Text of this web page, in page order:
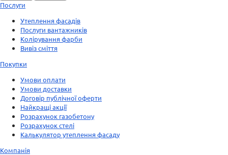
Послуги
Утеплення фасадів
Послуги вантажників
Колірування фарби
Вивіз сміття
Покупки
Умови оплати
Умови доставки
Договір публічної оферти
Найкращі акції
Розрахунок газобетону
Розрахунок стелі
Калькулятор утеплення фасаду
Компанія